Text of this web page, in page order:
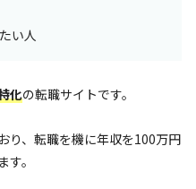
い人
化の転職サイトです。
り、転職を機に年収を100万円
。